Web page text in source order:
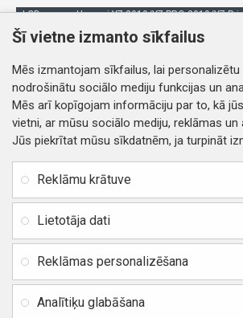
LCD screen Huawei Y7 2019/Y7 PRO 2019/Y7
screen Black ORG
Kontakti
Distances līgums
Privātuma politika
Preču un naudas atgriešana
Piegādes un apmaksa
Rekvizīti
Jur.
Reģ. Nr.
Šī vietne izmanto sīkfailus
Mēs izmantojam sīkfailus, lai personalizētu
nodrošinātu sociālo mediju funkcijas un
Mēs arī kopīgojam informāciju par to, kā
vietni, ar mūsu sociālo mediju, reklāmas un
Jūs piekrītat mūsu sīkdatnēm, ja turpināt
Reklāmu krātuve
Lietotāja dati
Reklāmas personalizēšana
Analītiķu glabāšana